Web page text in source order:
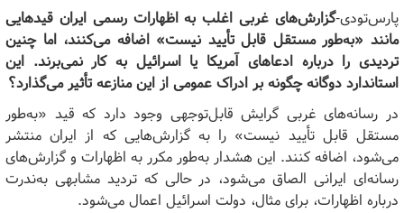
پارس‌تودی-گزارش‌های غربی اغلب به اظهارات رسمی ایران قیدهایی
مانند «به‌طور مستقل قابل تأیید نیست» اضافه می‌کنند، اما چنین
تردیدی را درباره ادعاهای آمریکا یا اسرائیل به کار نمی‌برند. این
استاندارد دوگانه چگونه بر ادراک عمومی از این منازعه تأثیر می‌گذارد؟
در رسانه‌های غربی گرایش قابل‌توجهی وجود دارد که قید «به‌طور
مستقل قابل تأیید نیست» را به گزارش‌هایی که از ایران منتشر
می‌شود، اضافه کنند. این هشدار به‌طور مکرر به اظهارات و گزارش‌های
رسانه‌ای ایرانی الصاق می‌شود، در حالی که تردید مشابهی به‌ندرت
درباره اظهارات، برای مثال، دولت اسرائیل اعمال می‌شود.